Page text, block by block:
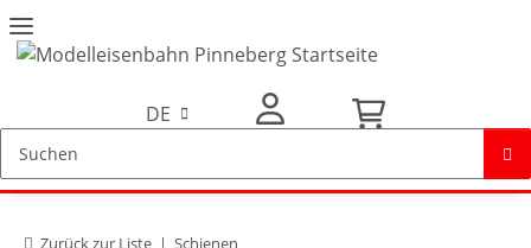
DE
Zurück zur Liste Schienen